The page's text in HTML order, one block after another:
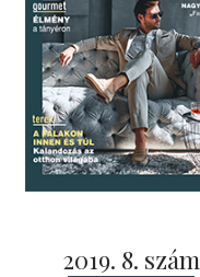
2019. 8. szám